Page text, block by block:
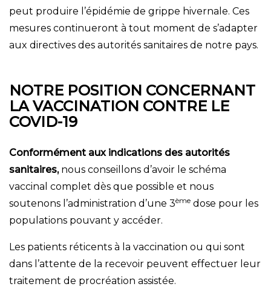
peut produire l’épidémie de grippe hivernale. Ces
mesures continueront à tout moment de s’adapter
aux directives des autorités sanitaires de notre pays.
NOTRE POSITION CONCERNANT
LA VACCINATION CONTRE LE
COVID-19
Conformément aux indications des autorités
sanitaires, nous conseillons d’avoir le schéma
vaccinal complet dès que possible et nous
soutenons l’administration d’une 3ème dose pour les
populations pouvant y accéder.
Les patients réticents à la vaccination ou qui sont
dans l’attente de la recevoir peuvent effectuer leur
traitement de procréation assistée.